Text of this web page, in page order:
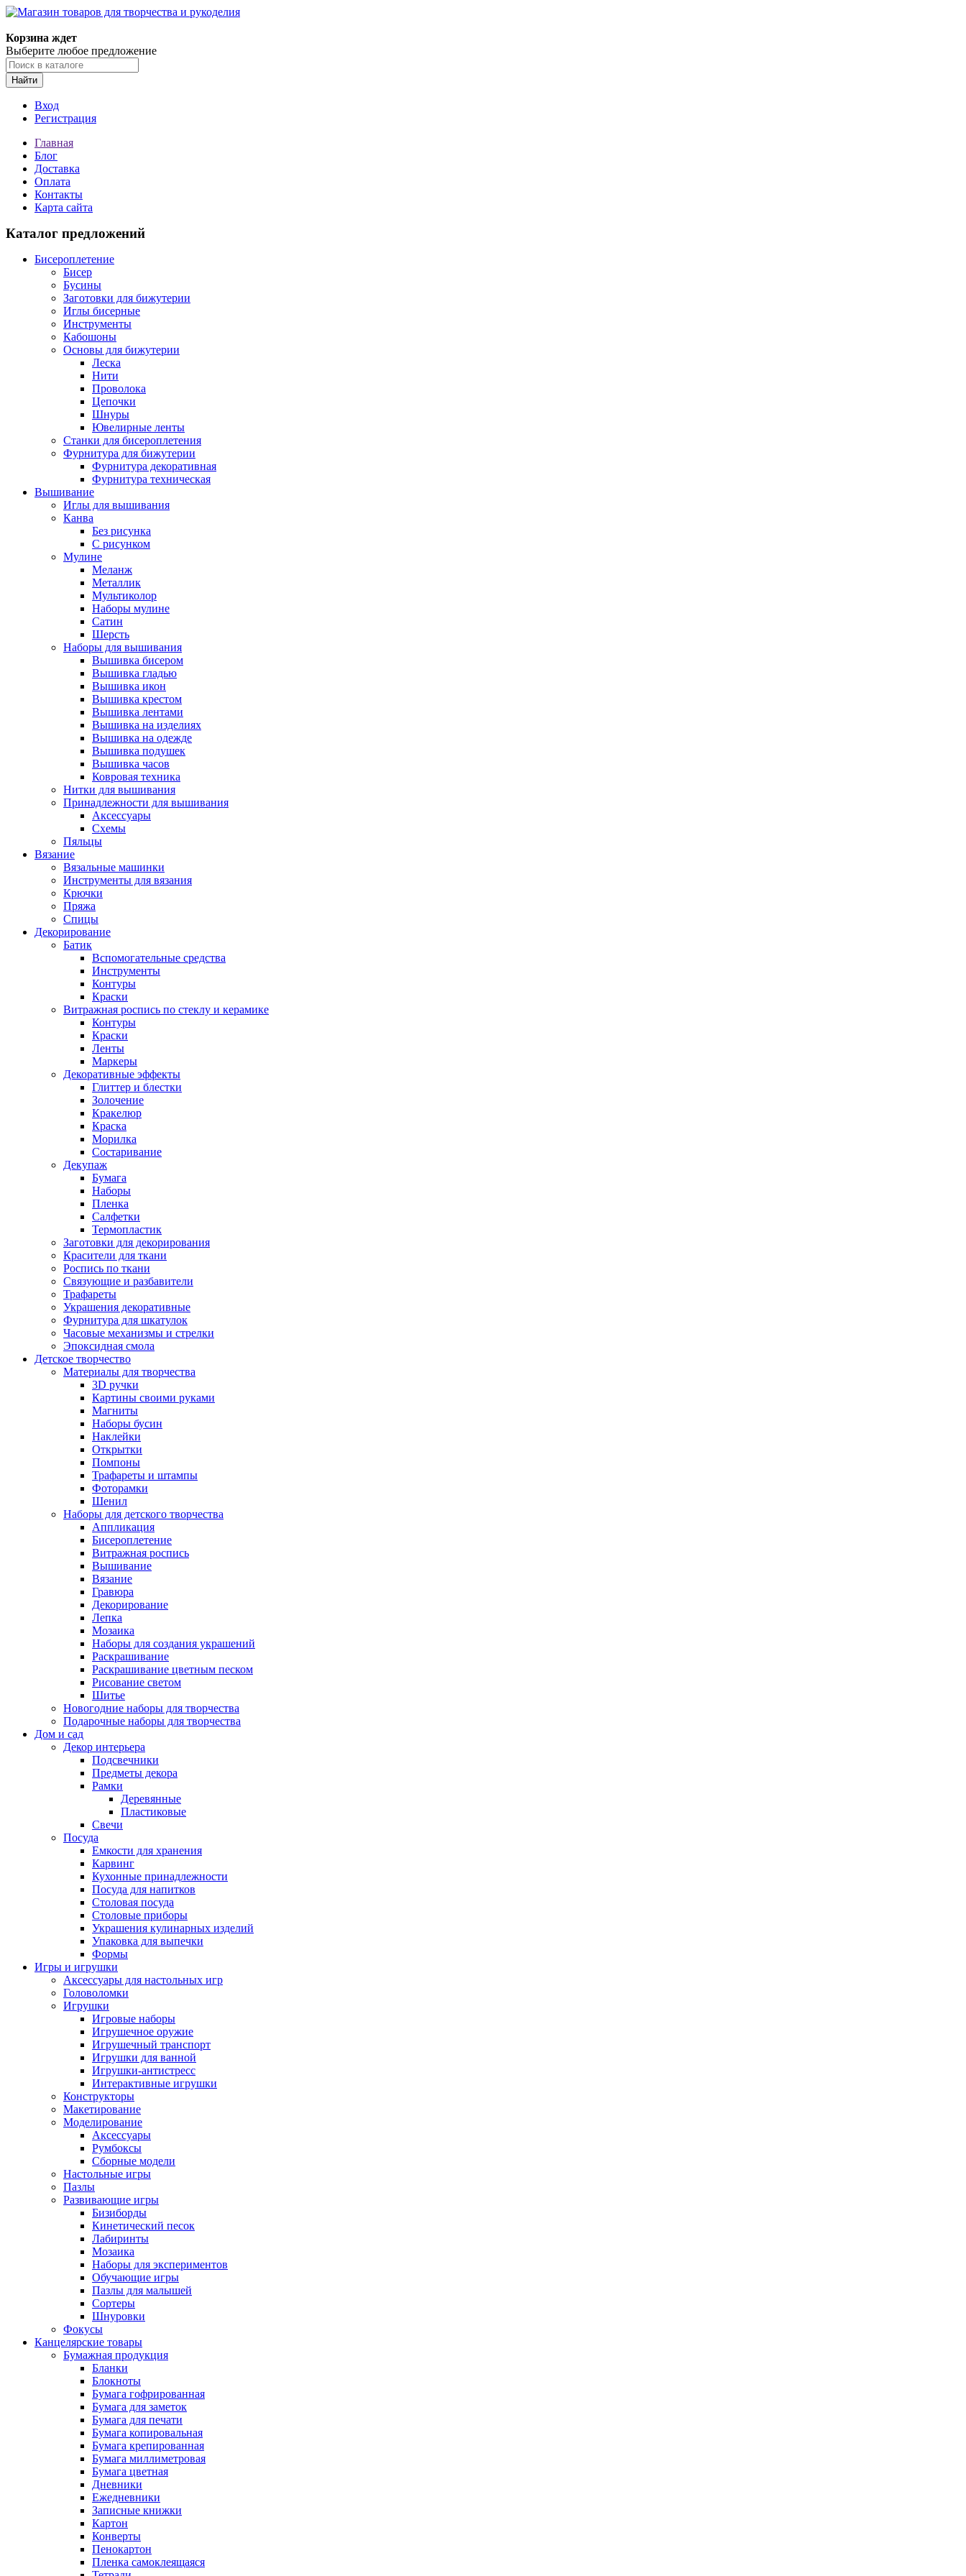
Корзина ждет
Выберите любое предложение
Найти
Вход
Регистрация
Главная
Блог
Доставка
Оплата
Контакты
Карта сайта
Каталог предложений
Бисероплетение
Бисер
Бусины
Заготовки для бижутерии
Иглы бисерные
Инструменты
Кабошоны
Основы для бижутерии
Леска
Нити
Проволока
Цепочки
Шнуры
Ювелирные ленты
Станки для бисероплетения
Фурнитура для бижутерии
Фурнитура декоративная
Фурнитура техническая
Вышивание
Иглы для вышивания
Канва
Без рисунка
С рисунком
Мулине
Меланж
Металлик
Мультиколор
Наборы мулине
Сатин
Шерсть
Наборы для вышивания
Вышивка бисером
Вышивка гладью
Вышивка икон
Вышивка крестом
Вышивка лентами
Вышивка на изделиях
Вышивка на одежде
Вышивка подушек
Вышивка часов
Ковровая техника
Нитки для вышивания
Принадлежности для вышивания
Аксессуары
Схемы
Пяльцы
Вязание
Вязальные машинки
Инструменты для вязания
Крючки
Пряжа
Спицы
Декорирование
Батик
Вспомогательные средства
Инструменты
Контуры
Краски
Витражная роспись по стеклу и керамике
Контуры
Краски
Ленты
Маркеры
Декоративные эффекты
Глиттер и блестки
Золочение
Кракелюр
Краска
Морилка
Состаривание
Декупаж
Бумага
Наборы
Пленка
Салфетки
Термопластик
Заготовки для декорирования
Красители для ткани
Роспись по ткани
Связующие и разбавители
Трафареты
Украшения декоративные
Фурнитура для шкатулок
Часовые механизмы и стрелки
Эпоксидная смола
Детское творчество
Материалы для творчества
3D ручки
Картины своими руками
Магниты
Наборы бусин
Наклейки
Открытки
Помпоны
Трафареты и штампы
Фоторамки
Шенил
Наборы для детского творчества
Аппликация
Бисероплетение
Витражная роспись
Вышивание
Вязание
Гравюра
Декорирование
Лепка
Мозаика
Наборы для создания украшений
Раскрашивание
Раскрашивание цветным песком
Рисование светом
Шитье
Новогодние наборы для творчества
Подарочные наборы для творчества
Дом и сад
Декор интерьера
Подсвечники
Предметы декора
Рамки
Деревянные
Пластиковые
Свечи
Посуда
Емкости для хранения
Карвинг
Кухонные принадлежности
Посуда для напитков
Столовая посуда
Столовые приборы
Украшения кулинарных изделий
Упаковка для выпечки
Формы
Игры и игрушки
Аксессуары для настольных игр
Головоломки
Игрушки
Игровые наборы
Игрушечное оружие
Игрушечный транспорт
Игрушки для ванной
Игрушки-антистресс
Интерактивные игрушки
Конструкторы
Макетирование
Моделирование
Аксессуары
Румбоксы
Сборные модели
Настольные игры
Пазлы
Развивающие игры
Бизиборды
Кинетический песок
Лабиринты
Мозаика
Наборы для экспериментов
Обучающие игры
Пазлы для малышей
Сортеры
Шнуровки
Фокусы
Канцелярские товары
Бумажная продукция
Бланки
Блокноты
Бумага гофрированная
Бумага для заметок
Бумага для печати
Бумага копировальная
Бумага крепированная
Бумага миллиметровая
Бумага цветная
Дневники
Ежедневники
Записные книжки
Картон
Конверты
Пенокартон
Пленка самоклеящаяся